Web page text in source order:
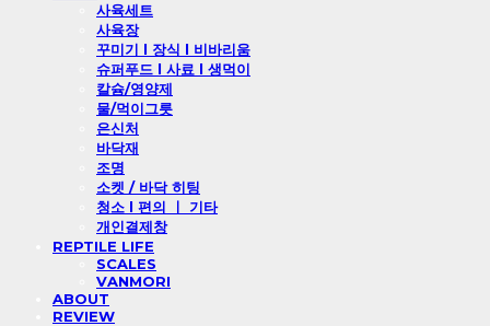
사육세트
사육장
꾸미기 l 장식 l 비바리움
슈퍼푸드 l 사료 l 생먹이
칼슘/영양제
물/먹이그릇
은신처
바닥재
조명
소켓 / 바닥 히팅
청소 l 편의 ㅣ 기타
개인결제창
REPTILE LIFE
SCALES
VANMORI
ABOUT
REVIEW